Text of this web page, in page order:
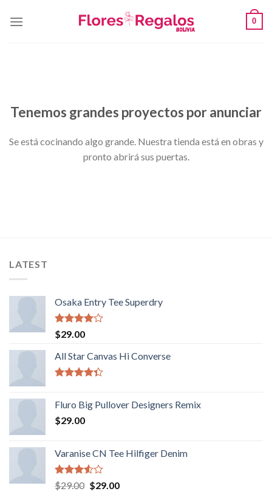
0
Tenemos grandes proyectos por anunciar
Se está cocinando algo grande. Nuestra tienda está en obras y
pronto abrirá sus puertas.
LATEST
Osaka Entry Tee Superdry
Valorado
con
de 5
$29.00
All Star Canvas Hi Converse
de 5
Fluro Big Pullover Designers Remix
$29.00
Varanise CN Tee Hilfiger Denim
Valorado
con
$29.00 El
$29.00El